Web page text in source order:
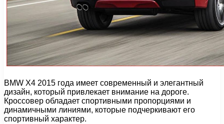
BMW X4 2015 года имеет современный и элегантный
дизайн, который привлекает внимание на дороге.
Кроссовер обладает спортивными пропорциями и
динамичными линиями, которые подчеркивают его
спортивный характер.